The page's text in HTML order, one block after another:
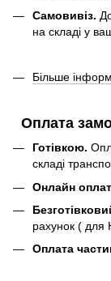
Самовивіз.
на складі у
Більше
Оплата
Готівкою.
складі
Онлайн
рахунок ( для
Оплата